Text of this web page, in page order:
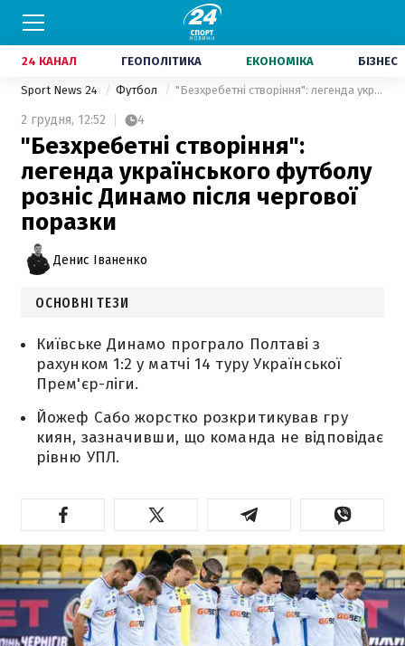
24 КАНАЛ ГЕОПОЛІТИКА ЕКОНОМІКА БІЗНЕС
Sport News 24 Футбол "Безхребетні створіння": легенда українського футболу розніс Динамо після чергової поразки
2 грудня, 12:52 4
"Безхребетні створіння":
легенда українського футболу
розніс Динамо після чергової
поразки
Денис Іваненко
ОСНОВНІ ТЕЗИ
Київське Динамо програло Полтаві з
рахунком 1:2 у матчі 14 туру Української
Прем'єр-ліги.
Йожеф Сабо жорстко розкритикував гру
киян, зазначивши, що команда не відповідає
рівню УПЛ.